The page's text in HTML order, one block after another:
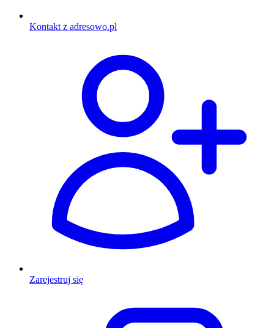
Kontakt z adresowo.pl
Zarejestruj się